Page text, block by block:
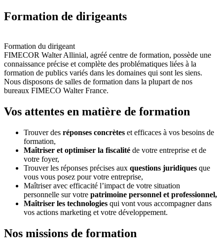
Formation de dirigeants
Formation du dirigeant
FIMECOR Walter Allinial, agréé centre de formation, possède une
connaissance précise et complète des problématiques liées à la
formation de publics variés dans les domaines qui sont les siens.
Nous disposons de salles de formation dans la plupart de nos
bureaux FIMECO Walter France.
Vos attentes en matière de formation
Trouver des réponses concrètes et efficaces à vos besoins de
formation,
Maîtriser et optimiser la fiscalité de votre entreprise et de
votre foyer,
Trouver les réponses précises aux questions juridiques que
vous vous posez pour votre entreprise,
Maîtriser avec efficacité l’impact de votre situation
personnelle sur votre patrimoine personnel et professionnel,
Maîtriser les technologies qui vont vous accompagner dans
vos actions marketing et votre développement.
Nos missions de formation